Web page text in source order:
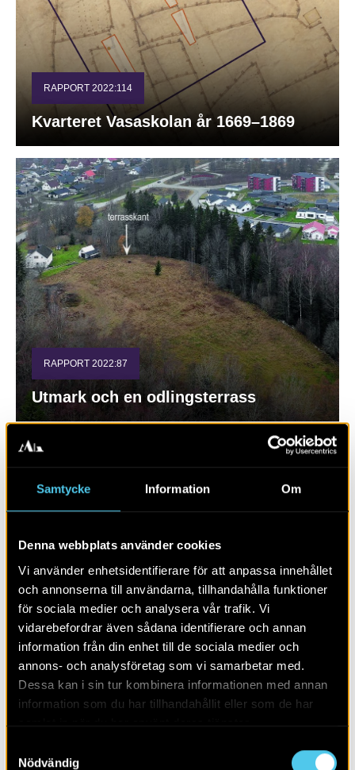
Samtycke Information Om
Denna webbplats använder cookies
Vi använder enhetsidentifierare för att anpassa innehållet
och annonserna till användarna, tillhandahålla funktioner
för sociala medier och analysera vår trafik. Vi
vidarebefordrar även sådana identifierare och annan
information från din enhet till de sociala medier och
annons- och analysföretag som vi samarbetar med.
Dessa kan i sin tur kombinera informationen med annan
information som du har tillhandahållit eller som de har
Nödvändig
RAPPORT 2022:114
Kvarteret Vasaskolan år 1669–1869
RAPPORT 2022:87
Utmark och en odlingsterrass
RAPPORT 2022:102
Äldre odling vid Gävle gamla fängelse